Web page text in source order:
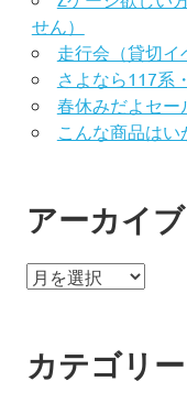
関
西
端
の
ン
デ
タ。
せん）
走行会（貸切
さよなら117系
春休みだよセー
こんな商品はい
アーカイブ
ア
イ
ブ
カテゴリー